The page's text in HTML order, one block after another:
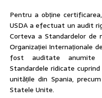
Pentru a obține
USDA a efectuat un audit
Corteva a Standardelor
Organizației Internaționale
fost auditate anumite
Standardele ridicate
unitățile din Spania,
Statele Unite.